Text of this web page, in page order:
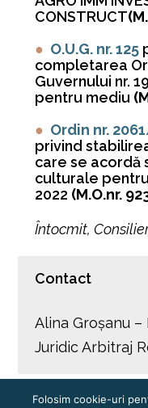
CONSTRUCT
● O.U.G. nr. 125
completarea
Guvernului nr.
pentru mediu
● Ordin nr.
privind
care se acordă
culturale
2022 (M.O.nr.
Întocmit,
Contact
Alina Groșanu
Juridic Arbitraj
Folosim cookie-uri